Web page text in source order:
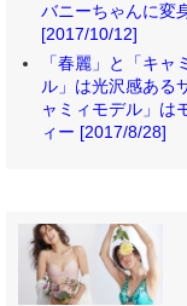
バニーちゃんに変
[2017/10/12]
「春麗」と「キ
ル」は光沢感ある
ャミィモデル」は
ィー [2017/8/28]